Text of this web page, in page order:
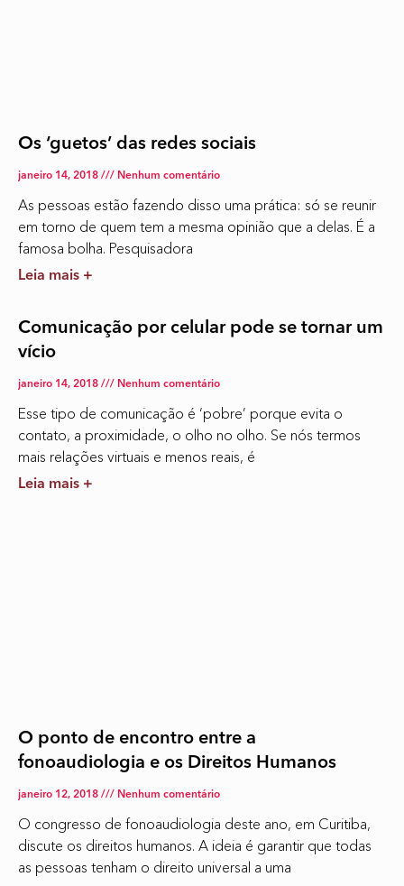
Os ‘guetos’ das redes sociais
janeiro 14, 2018 Nenhum comentário
As pessoas estão fazendo disso uma prática: só se reunir
em torno de quem tem a mesma opinião que a delas. É a
famosa bolha. Pesquisadora
Leia mais +
Comunicação por celular pode se tornar um
vício
janeiro 14, 2018 Nenhum comentário
Esse tipo de comunicação é ‘pobre’ porque evita o
contato, a proximidade, o olho no olho. Se nós termos
mais relações virtuais e menos reais, é
Leia mais +
O ponto de encontro entre a
fonoaudiologia e os Direitos Humanos
janeiro 12, 2018 Nenhum comentário
O congresso de fonoaudiologia deste ano, em Curitiba,
discute os direitos humanos. A ideia é garantir que todas
as pessoas tenham o direito universal a uma